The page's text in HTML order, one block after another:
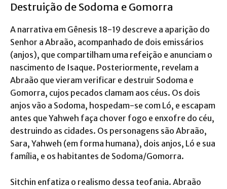
Destruição de Sodoma e Gomorra
A narrativa em Gênesis 18-19 descreve a aparição do
Senhor a Abraão, acompanhado de dois emissários
(anjos), que compartilham uma refeição e anunciam o
nascimento de Isaque. Posteriormente, revelam a
Abraão que vieram verificar e destruir Sodoma e
Gomorra, cujos pecados clamam aos céus. Os dois
anjos vão a Sodoma, hospedam-se com Ló, e escapam
antes que Yahweh faça chover fogo e enxofre do céu,
destruindo as cidades. Os personagens são Abraão,
Sara, Yahweh (em forma humana), dois anjos, Ló e sua
família, e os habitantes de Sodoma/Gomorra.
Sitchin enfatiza o realismo dessa teofania. Abraão